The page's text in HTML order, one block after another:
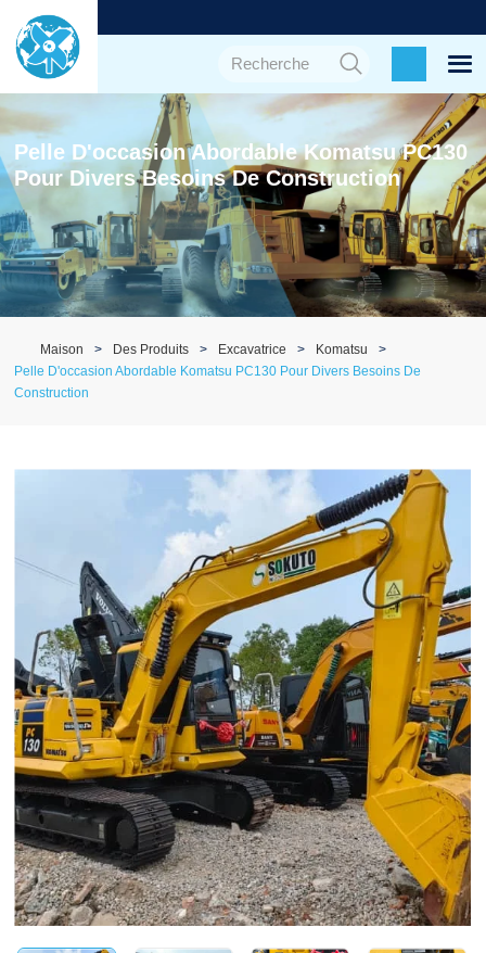
Pelle D'occasion Abordable Komatsu PC130
Pour Divers Besoins De Construction
Maison Des Produits Excavatrice
Komatsu
Pelle D'occasion Abordable Komatsu PC130 Pour Divers Besoins De
Construction